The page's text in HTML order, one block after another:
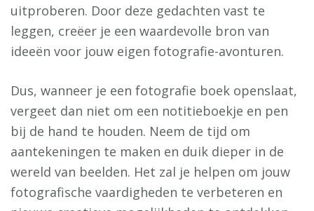
uitproberen. Door deze gedachten vast te
leggen, creëer je een waardevolle bron van
ideeën voor jouw eigen fotografie-avonturen.
Dus, wanneer je een fotografie boek openslaat,
vergeet dan niet om een notitieboekje en pen
bij de hand te houden. Neem de tijd om
aantekeningen te maken en duik dieper in de
wereld van beelden. Het zal je helpen om jouw
fotografische vaardigheden te verbeteren en